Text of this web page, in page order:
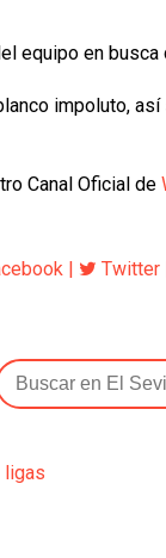
en
impoluto,
Canal Oficial de
| Twitter
ligas